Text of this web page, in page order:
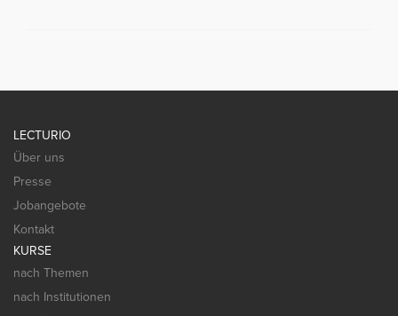
LECTURIO
Über uns
Presse
Jobangebote
Kontakt
KURSE
nach Themen
nach Institutionen